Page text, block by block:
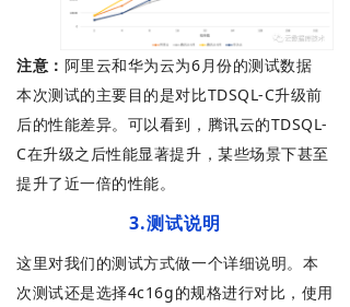
注意： 阿里云和华为云为6月份的测试数据
本次测试的主要目的是对比TDSQL-C升级前
后的性能差异。 可以看到，腾讯云的TDSQL-
C在升级之后性能显著提升，某些场景下甚至
提升了近一倍的性能。
3.测试说明
这里对我们的测试方式做一个详细说明。本
次测试还是选择4c16g的规格进行对比，使用